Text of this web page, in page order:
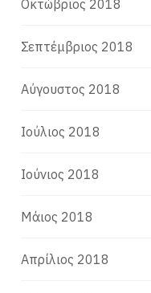
Οκτώβριος 2018
Σεπτέμβριος 2018
Αύγουστος 2018
Ιούλιος 2018
Ιούνιος 2018
Μάιος 2018
Απρίλιος 2018